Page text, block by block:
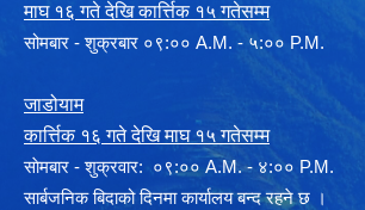
माघ १६ गते देखि कार्त्तिक १५ गतेसम्म
सोमबार - शुक्रबार ०९:०० A.M. - ५:०० P.M.
जाडोयाम
कार्त्तिक १६ गते देखि माघ १५ गतेसम्म
साेमबार - शुक्रवार: ०९:०० A.M. - ४:०० P.M.
सार्बजनिक बिदाको दिनमा कार्यालय बन्द रहने छ ।